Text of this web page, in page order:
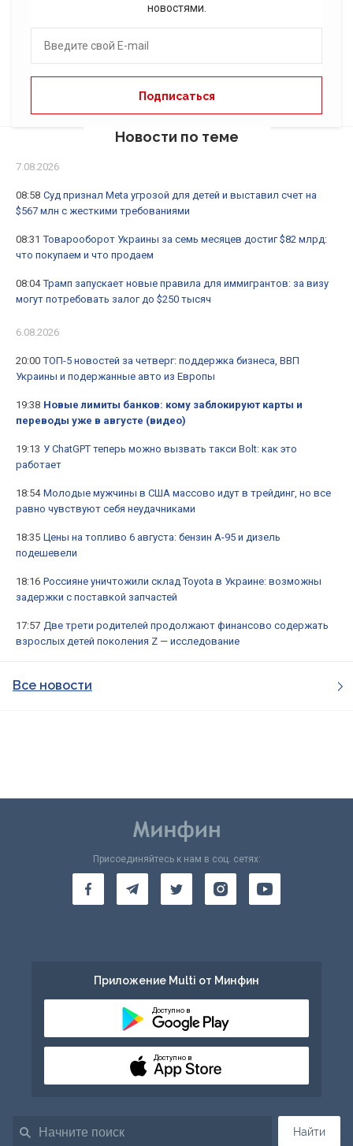
новостями.
Новости по теме
7.08.2026
08:58 Суд признал Meta угрозой для детей и выставил счет на
$567 млн с жесткими требованиями
08:31 Товарооборот Украины за семь месяцев достиг $82 млрд:
что покупаем и что продаем
08:04 Трамп запускает новые правила для иммигрантов: за визу
могут потребовать залог до $250 тысяч
6.08.2026
20:00 ТОП-5 новостей за четверг: поддержка бизнеса, ВВП
Украины и подержанные авто из Европы
19:38 Новые лимиты банков: кому заблокируют карты и
переводы уже в августе (видео)
19:13 У ChatGPT теперь можно вызвать такси Bolt: как это
работает
18:54 Молодые мужчины в США массово идут в трейдинг, но все
равно чувствуют себя неудачниками
18:35 Цены на топливо 6 августа: бензин А-95 и дизель
подешевели
18:16 Россияне уничтожили склад Toyota в Украине: возможны
задержки с поставкой запчастей
17:57 Две трети родителей продолжают финансово содержать
взрослых детей поколения Z — исследование
Все новости
Найти
Присоединяйтесь к нам в соц. сетях:
Приложение Multi от Минфин
Доступно в
Доступно в